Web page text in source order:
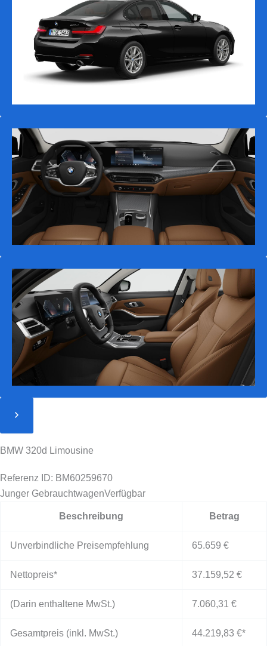
BMW 320d Limousine
Referenz ID: BM60259670
Junger GebrauchtwagenVerfügbar
Beschreibung Betrag
Unverbindliche Preisempfehlung 65.659 €
Nettopreis* 37.159,52 €
(Darin enthaltene MwSt.) 7.060,31 €
Gesamtpreis (inkl. MwSt.) 44.219,83 €*